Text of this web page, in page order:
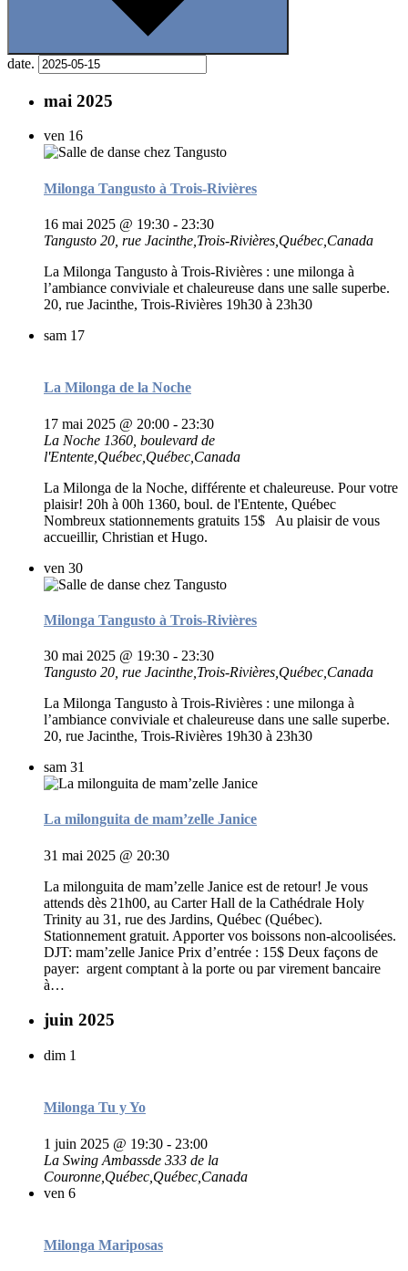
date.
mai 2025
ven 16
Milonga Tangusto à Trois-Rivières
16 mai 2025 @ 19:30 - 23:30
Tangusto 20, rue Jacinthe,Trois-Rivières,Québec,Canada
La Milonga Tangusto à Trois-Rivières : une milonga à
l’ambiance conviviale et chaleureuse dans une salle superbe.
20, rue Jacinthe, Trois-Rivières 19h30 à 23h30
sam 17
La Milonga de la Noche
17 mai 2025 @ 20:00 - 23:30
La Noche 1360, boulevard de
l'Entente,Québec,Québec,Canada
La Milonga de la Noche, différente et chaleureuse. Pour votre
plaisir! 20h à 00h 1360, boul. de l'Entente, Québec
Nombreux stationnements gratuits 15$ Au plaisir de vous
accueillir, Christian et Hugo.
ven 30
Milonga Tangusto à Trois-Rivières
30 mai 2025 @ 19:30 - 23:30
Tangusto 20, rue Jacinthe,Trois-Rivières,Québec,Canada
La Milonga Tangusto à Trois-Rivières : une milonga à
l’ambiance conviviale et chaleureuse dans une salle superbe.
20, rue Jacinthe, Trois-Rivières 19h30 à 23h30
sam 31
La milonguita de mam’zelle Janice
31 mai 2025 @ 20:30
La milonguita de mam’zelle Janice est de retour! Je vous
attends dès 21h00, au Carter Hall de la Cathédrale Holy
Trinity au 31, rue des Jardins, Québec (Québec).
Stationnement gratuit. Apporter vos boissons non-alcoolisées.
DJT: mam’zelle Janice Prix d’entrée : 15$ Deux façons de
payer: argent comptant à la porte ou par virement bancaire
à…
juin 2025
dim 1
Milonga Tu y Yo
1 juin 2025 @ 19:30 - 23:00
La Swing Ambassde 333 de la
Couronne,Québec,Québec,Canada
ven 6
Milonga Mariposas